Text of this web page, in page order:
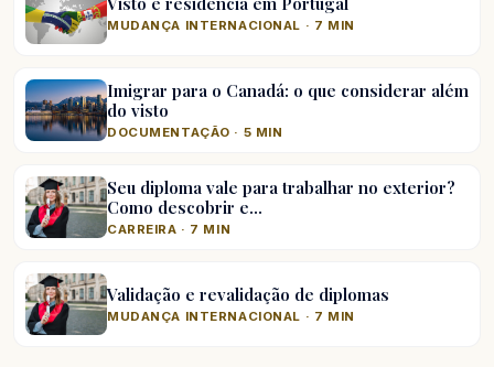
MUDANÇA INTERNACIONAL · 7 MIN
Imigrar para o Canadá: o que considerar além
do visto
DOCUMENTAÇÃO · 5 MIN
Seu diploma vale para trabalhar no exterior?
Como descobrir e…
CARREIRA · 7 MIN
Validação e revalidação de diplomas
MUDANÇA INTERNACIONAL · 7 MIN